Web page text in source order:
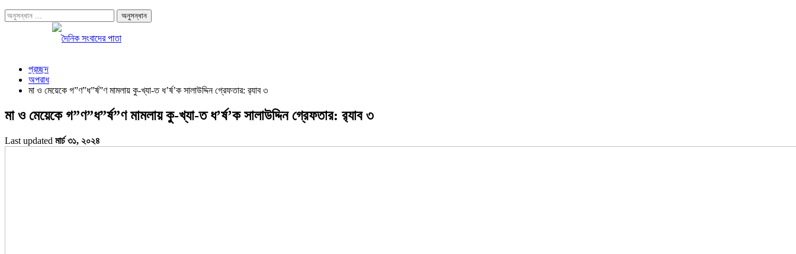
প্রচ্ছদ
অপরাধ
মা ও মেয়েকে গ”ণ”ধ”র্ষ”ণ মামলায় কু-খ্যা-ত ধ’র্ষ’ক সালাউদ্দিন গ্রেফতার: র‍্যাব ৩
মা ও মেয়েকে গ”ণ”ধ”র্ষ”ণ মামলায় কু-খ্যা-ত ধ’র্ষ’ক সালাউদ্দিন গ্রেফতার: র‍্যাব ৩
Last updated মার্চ ৩১, ২০২৪